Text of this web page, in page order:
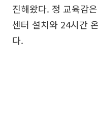
진해왔다. 정 교육감
센터 설치와 24시간
다.